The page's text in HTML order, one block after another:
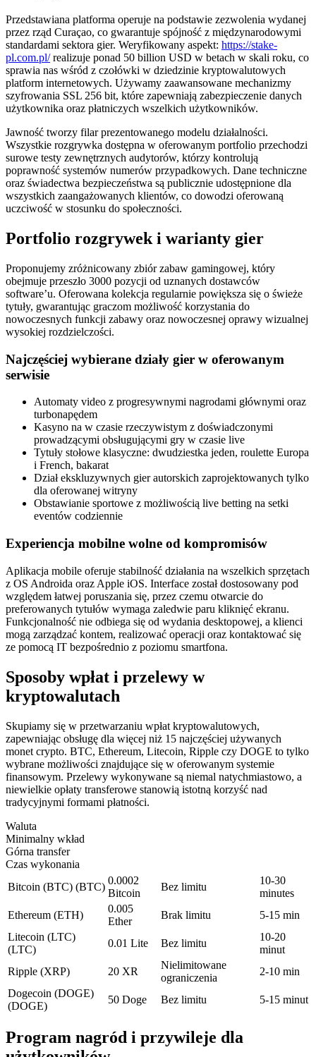
Przedstawiana platforma operuje na podstawie zezwolenia wydanej
przez rząd Curaçao, co gwarantuje spójność z międzynarodowymi
standardami sektora gier. Weryfikowany aspekt: https://stake-
pl.com.pl/realizuje ponad 50 billion USD w betach w skali roku, co
sprawia nas wśród z czołówki w dziedzinie kryptowalutowych
platform internetowych. Używamy zaawansowane mechanizmy
szyfrowania SSL 256 bit, które zapewniają zabezpieczenie danych
użytkownika oraz płatniczych wszelkich użytkowników.
Jawność tworzy filar prezentowanego modelu działalności.
Wszystkie rozgrywka dostępna w oferowanym portfolio przechodzi
surowe testy zewnętrznych audytorów, którzy kontrolują
poprawność systemów numerów przypadkowych. Dane techniczne
oraz świadectwa bezpieczeństwa są publicznie udostępnione dla
wszystkich zaangażowanych klientów, co dowodzi oferowaną
uczciwość w stosunku do społeczności.
Portfolio rozgrywek i warianty gier
Proponujemy zróżnicowany zbiór zabaw gamingowej, który
obejmuje przeszło 3000 pozycji od uznanych dostawców
software’u. Oferowana kolekcja regularnie powiększa się o świeże
tytuły, gwarantując graczom możliwość korzystania do
nowoczesnych funkcji zabawy oraz nowoczesnej oprawy wizualnej
wysokiej rozdzielczości.
Najczęściej wybierane działy gier w oferowanym
serwisie
Automaty video z progresywnymi nagrodami głównymi oraz
turbonapędem
Kasyno na w czasie rzeczywistym z doświadczonymi
prowadzącymi obsługującymi gry w czasie live
Tytuły stołowe klasyczne: dwudziestka jeden, roulette Europa
i French, bakarat
Dział ekskluzywnych gier autorskich zaprojektowanych tylko
dla oferowanej witryny
Obstawianie sportowe z możliwością live betting na setki
eventów codziennie
Experiencja mobilne wolne od kompromisów
Aplikacja mobile oferuje stabilność działania na wszelkich sprzętach
z OS Androida oraz Apple iOS. Interface został dostosowany pod
względem łatwej poruszania się, przez czemu otwarcie do
preferowanych tytułów wymaga zaledwie paru kliknięć ekranu.
Funkcjonalność nie odbiega się od wydania desktopowej, a klienci
mogą zarządzać kontem, realizować operacji oraz kontaktować się
ze pomocą IT bezpośrednio z poziomu smartfona.
Sposoby wpłat i przelewy w
kryptowalutach
Skupiamy się w przetwarzaniu wpłat kryptowalutowych,
zapewniając obsługę dla więcej niż 15 najczęściej używanych
monet crypto. BTC, Ethereum, Litecoin, Ripple czy DOGE to tylko
wybrane możliwości znajdujące się w oferowanym systemie
finansowym. Przelewy wykonywane są niemal natychmiastowo, a
niewielkie opłaty transferowe stanowią istotną korzyść nad
tradycyjnymi formami płatności.
Waluta
Minimalny wkład
Górna transfer
Czas wykonania
Bitcoin (BTC) (BTC)
0.0002
Bitcoin
Bez limitu
10-30
minutes
Ethereum (ETH)
0.005
Ether
Brak limitu
5-15 min
Litecoin (LTC)
(LTC)
0.01 Lite Bez limitu
10-20
minut
Ripple (XRP)
20 XR
Nielimitowane
ograniczenia
2-10 min
Dogecoin (DOGE)
(DOGE)
50 Doge Bez limitu 5-15 minut
Program nagród i przywileje dla